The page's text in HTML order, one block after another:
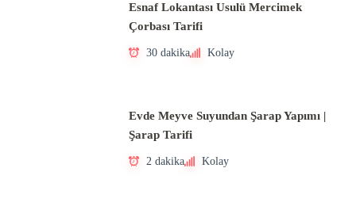
Esnaf Lokantası Usulü Mercimek
Çorbası Tarifi
30 dakika Kolay
Evde Meyve Suyundan Şarap Yapımı |
Şarap Tarifi
2 dakika Kolay